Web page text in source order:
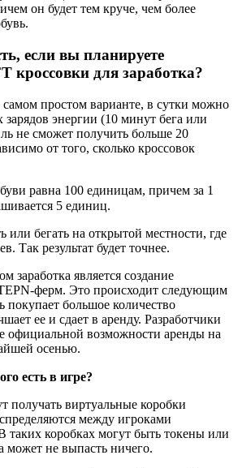
он будет тем круче, чем более
если вы планируете
кроссовки для заработка?
самом простом варианте, в сутки можно
зарядов энергии (10 минут бега или
не сможет получить больше 20
от того, сколько кроссовок
равна 100 единицам, причем за 1
5 единиц.
или бегать на открытой местности, где
Так результат будет точнее.
заработка является создание
ферм. Это происходит следующим
покупает большое количество
ее и сдает в аренду. Разработчики
официальной возможности аренды на
осенью.
есть в игре?
получать виртуальные коробки
между игроками
таких коробках могут быть токены или
может не выпасть ничего.